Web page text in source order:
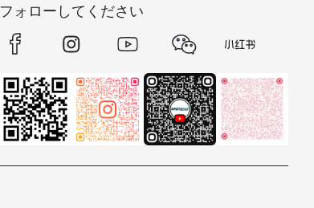
フォローしてください